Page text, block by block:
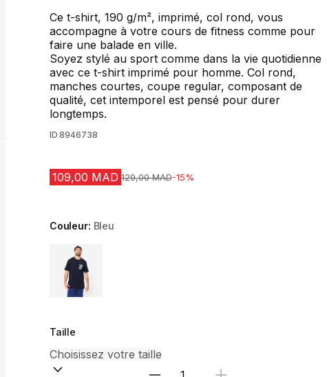
Ce t-shirt, 190 g/m², imprimé, col rond, vous
accompagne à votre cours de fitness comme pour
faire une balade en ville.
Soyez stylé au sport comme dans la vie quotidienne
avec ce t-shirt imprimé pour homme. Col rond,
manches courtes, coupe regular, composant de
qualité, cet intemporel est pensé pour durer
longtemps.
ID 8946738
109,00 MAD Prix avant la réduction
129,00 MAD-15%
Couleur: Bleu
Choose a variant
Taille